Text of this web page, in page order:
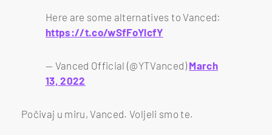
Here are some alternatives to Vanced:
https://t.co/wSfFoYlcfY
— Vanced Official (@YTVanced) March
13, 2022
Počivaj u miru, Vanced. Voljeli smo te.